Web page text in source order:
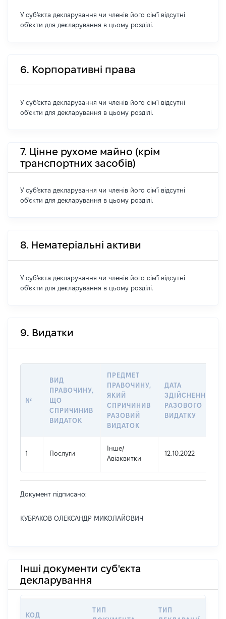
У суб'єкта декларування чи членів його сім'ї відсутні
об'єкти для декларування в цьому розділі.
6. Корпоративні права
У суб'єкта декларування чи членів його сім'ї відсутні
об'єкти для декларування в цьому розділі.
7. Цінне рухоме майно (крім
транспортних засобів)
У суб'єкта декларування чи членів його сім'ї відсутні
об'єкти для декларування в цьому розділі.
8. Нематеріальні активи
У суб'єкта декларування чи членів його сім'ї відсутні
об'єкти для декларування в цьому розділі.
9. Видатки
№
ВИД
ПРАВОЧИНУ,
ЩО
СПРИЧИНИВ
ВИДАТОК
ПРЕДМЕТ
ПРАВОЧИНУ,
ЯКИЙ
СПРИЧИНИВ
РАЗОВИЙ
ВИДАТОК
ДАТА
ЗДІЙСНЕННЯ
РАЗОВОГО
ВИДАТКУ
1 Послуги
Інше/
Авіаквитки
12.10.2022
Документ підписано:
КУБРАКОВ ОЛЕКСАНДР МИКОЛАЙОВИЧ
Інші документи суб'єкта
декларування
КОД
ТИП
ТИП